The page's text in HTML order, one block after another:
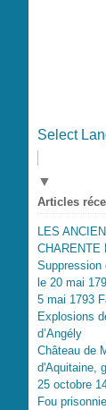
Select
▼
Articles
LES
CHARENTE
Suppression
le 20 mai
5 mai 1793
Explosions
d’Angély
Château de
d'Aquitaine,
25 octobre
Fou